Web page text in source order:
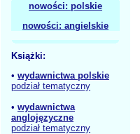
nowości: polskie
nowości: angielskie
Książki:
• wydawnictwa polskie
podział tematyczny
• wydawnictwa
anglojęzyczne
podział tematyczny